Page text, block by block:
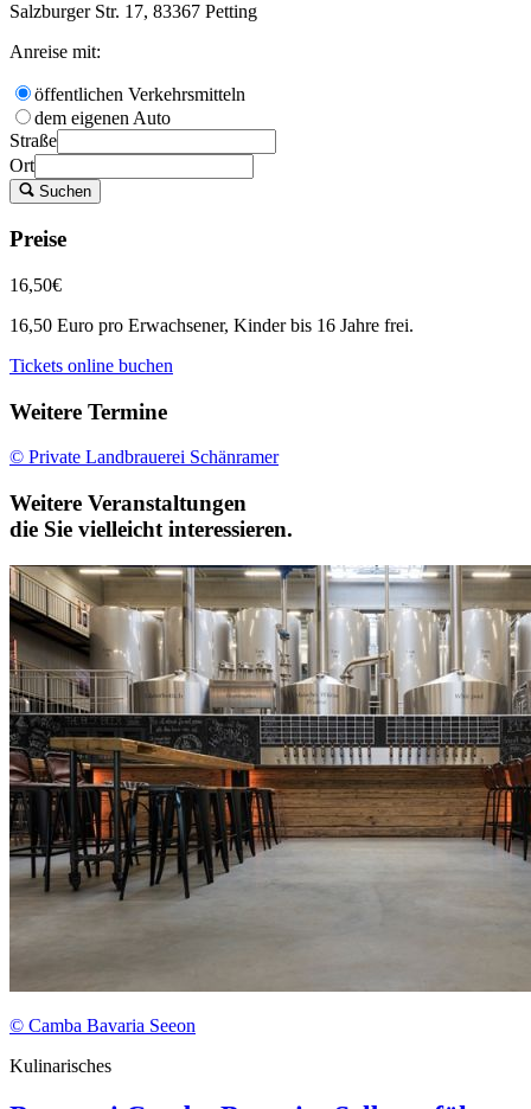
Salzburger Str. 17, 83367 Petting
Anreise mit:
öffentlichen Verkehrsmitteln
dem eigenen Auto
Straße
Ort
Suchen
Preise
16,50€
16,50 Euro pro Erwachsener, Kinder bis 16 Jahre frei.
Tickets online buchen
Weitere Termine
© Private Landbrauerei Schänramer
Weitere Veranstaltungen
die Sie vielleicht interessieren.
© Camba Bavaria Seeon
Kulinarisches